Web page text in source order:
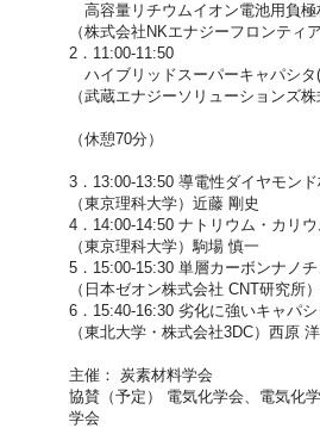
高容量リチウムイオン電池用負極
（株式会社NKエナジーフロンティ
2．11:00-11:50
ハイブリッドスーパーキャパシ
（武蔵エナジーソリューションズ
（休憩70分）
3．13:00-13:50 導電性ダイヤモン
（東京理科大学）近藤 剛史
4．14:00-14:50 ナトリウム・カリ
（東京理科大学）駒場 慎一
5．15:00-15:30 単層カーボンナノ
（日本ゼオン株式会社 CNT研究所
6．15:40-16:30 劣化に強いキャパ
（東北大学・株式会社3DC）西原
主催： 炭素材料学会
協賛（予定） 電気化学会、電気化
学会